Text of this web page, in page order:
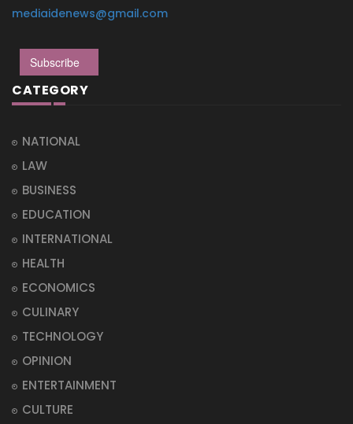
mediaidenews@gmail.com
Subscribe
CATEGORY
NATIONAL
LAW
BUSINESS
EDUCATION
INTERNATIONAL
HEALTH
ECONOMICS
CULINARY
TECHNOLOGY
OPINION
ENTERTAINMENT
CULTURE